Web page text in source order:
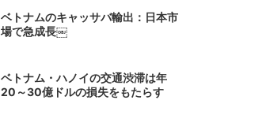
ベトナムのキャッサバ輸出：日本市
場で急成長￼
ベトナム・ハノイの交通渋滞は年
20～30億ドルの損失をもたらす